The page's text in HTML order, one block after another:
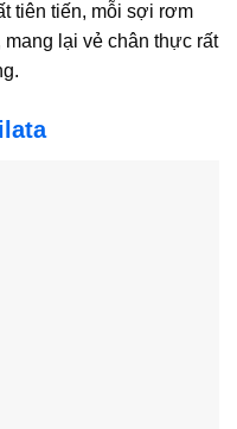
tiên tiến, mỗi sợi rơm
lại vẻ chân thực rất